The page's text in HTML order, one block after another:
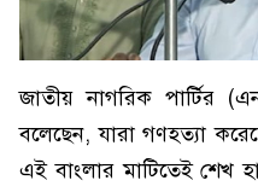
জাতীয় নাগরিক পার্টির
বলেছেন, যারা গণহত্যা
এই বাংলার মাটিতেই শেখ